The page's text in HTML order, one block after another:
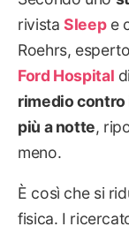
rivistaSleepe
Roehrs,
Ford Hospital
rimedio contro
più a notte,
meno.
È così che si
fisica. I